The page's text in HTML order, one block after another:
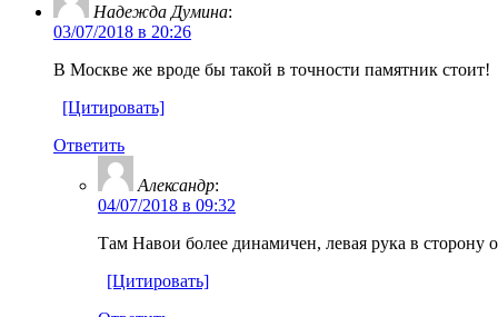
Надежда Думина:
03/07/2018 в 20:26
В Москве же вроде бы такой в точности памятник стоит!
[Цитировать]
Ответить
Александр:
04/07/2018 в 09:32
Там Навои более динамичен, левая рука в сторону
[Цитировать]